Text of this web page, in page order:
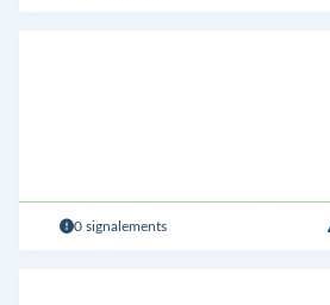
0 signalements